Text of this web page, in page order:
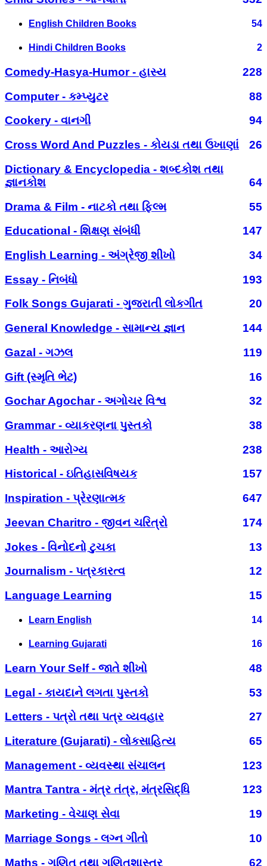
English Children Books 54
Hindi Children Books 2
Comedy-Hasya-Humor - હાસ્ય
228
Computer - કમ્પ્યુટર
88
Cookery - વાનગી
94
Cross Word And Puzzles - કોયડા તથા ઉખાણાં
26
Dictionary & Encyclopedia - શબ્દકોશ તથા
જ્ઞાનકોશ
64
Drama & Film - નાટકો તથા ફિલ્મ
55
Educational - શિક્ષણ સંબંધી
147
English Learning - અંગ્રેજી શીખો
34
Essay - નિબંધો
193
Folk Songs Gujarati - ગુજરાતી લોકગીત
20
General Knowledge - સામાન્ય જ્ઞાન
144
Gazal - ગઝલ
119
Gift (સ્મૃતિ ભેટ)
16
Gochar Agochar - અગોચર વિશ્વ
32
Grammar - વ્યાકરણના પુસ્તકો
38
Health - આરોગ્ય
238
Historical - ઇતિહાસવિષયક
157
Inspiration - પ્રેરણાત્મક
647
Jeevan Charitro - જીવન ચરિત્રો
174
Jokes - વિનોદનો ટુચકા
13
Journalism - પત્રકારત્વ
12
Language Learning
15
Learn English 14
Learning Gujarati 16
Learn Your Self - જાતે શીખો
48
Legal - કાયદાને લગતા પુસ્તકો
53
Letters - પત્રો તથા પત્ર વ્યવહાર
27
Literature (Gujarati) - લોકસાહિત્ય
65
Management - વ્યવસ્થા સંચાલન
123
Mantra Tantra - મંત્ર તંત્ર, મંત્રસિદ્ધિ
123
Marketing - વેચાણ સેવા
19
Marriage Songs - લગ્ન ગીતો
10
Maths - ગણિત તથા ગણિતશાસ્ત્ર
62